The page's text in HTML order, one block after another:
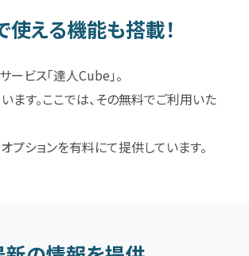
える機能も搭載！
ビス「達人Cube」。
す。ここでは、その無料でご利用いた
プションを有料にて提供しています。